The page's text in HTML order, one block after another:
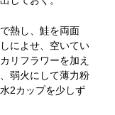
熱し、鮭を両面
によせ、空いてい
リフラワーを加え
弱火にして薄力粉
2カップを少しず